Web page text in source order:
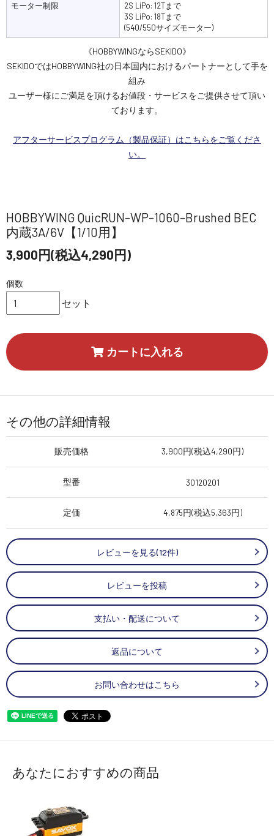
モーター制限
2S LiPo: 12Tまで
3S LiPo: 18Tまで
(540/550サイズモーター)
《HOBBYWINGならSEKIDO》
SEKIDOではHOBBYWING社の日本国内におけるパートナーとして手を
組み
ユーザー様にご満足を頂けるお値段・サービスをご提供させて頂い
ております。
アフターサービスプログラム（製品保証）はこちらをご覧くださ
い。
HOBBYWING QuicRUN-WP-1060-Brushed BEC
内蔵3A/6V【1/10用】
3,900円(税込4,290円)
個数
セット
カートに入れる
その他の詳細情報
販売価格 3,900円(税込4,290円)
型番 30120201
定価 4,875円(税込5,363円)
レビューを見る(12件)
レビューを投稿
支払い・配送について
返品について
お問い合わせはこちら
あなたにおすすめの商品